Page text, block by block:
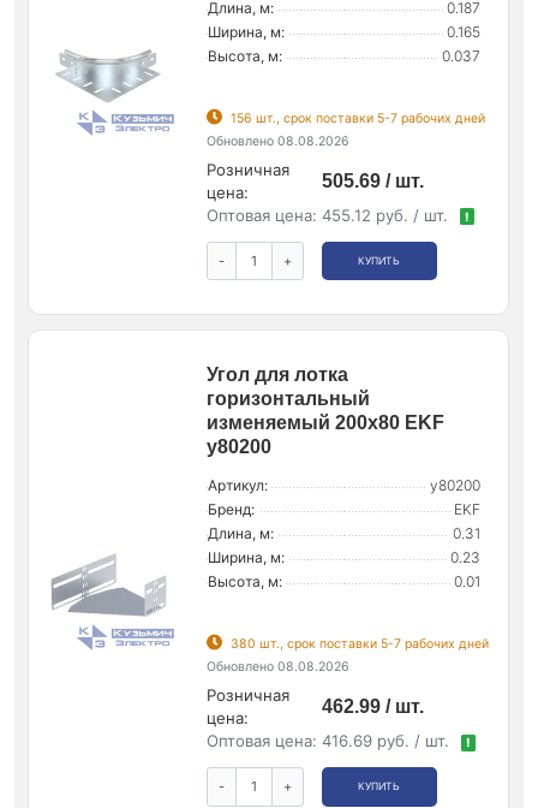
Длина, м:
0.187
Ширина, м:
0.165
Высота, м:
0.037
156 шт., срок поставки 5-7 рабочих дней
Обновлено 08.08.2026
Розничная
цена:
505.69 / шт.
Оптовая цена: 455.12 руб. / шт. !
- + КУПИТЬ
Угол для лотка
горизонтальный
изменяемый 200х80 EKF
y80200
Артикул:
y80200
Бренд:
EKF
Длина, м:
0.31
Ширина, м:
0.23
Высота, м:
0.01
380 шт., срок поставки 5-7 рабочих дней
Обновлено 08.08.2026
Розничная
цена:
462.99 / шт.
Оптовая цена: 416.69 руб. / шт. !
- + КУПИТЬ